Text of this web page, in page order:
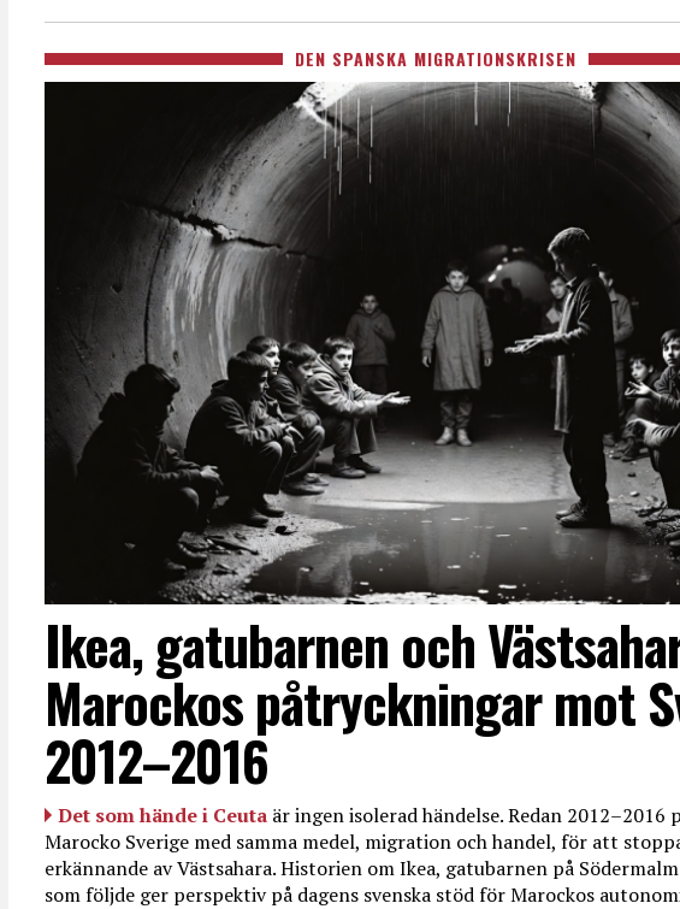
DEN SPANSKA MIGRATIONSKRISEN
Ikea, gatubarnen och
Marockos påtryckningar mot
2012–2016
Det som hände i Ceuta är ingen isolerad händelse. Redan 2012–2016
Marocko Sverige med samma medel, migration och handel, för att
erkännande av Västsahara. Historien om Ikea, gatubarnen på
som följde ger perspektiv på dagens svenska stöd för Marockos